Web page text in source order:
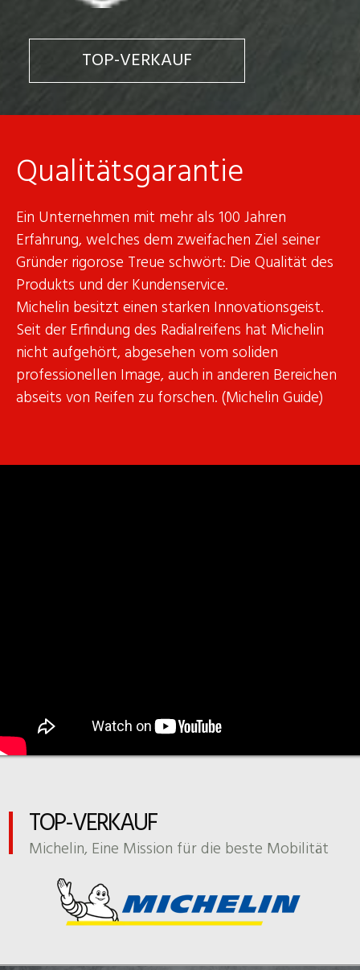
TOP-VERKAUF
Qualitätsgarantie
Ein Unternehmen mit mehr als 100 Jahren
Erfahrung, welches dem zweifachen Ziel seiner
Gründer rigorose Treue schwört: Die Qualität des
Produkts und der Kundenservice.
Michelin besitzt einen starken Innovationsgeist.
Seit der Erfindung des Radialreifens hat Michelin
nicht aufgehört, abgesehen vom soliden
professionellen Image, auch in anderen Bereichen
abseits von Reifen zu forschen. (Michelin Guide)
TOP-VERKAUF
Michelin, Eine Mission für die beste Mobilität